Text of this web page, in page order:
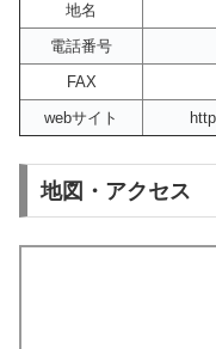
地名
電話番号
FAX
webサイト
地図・アクセス